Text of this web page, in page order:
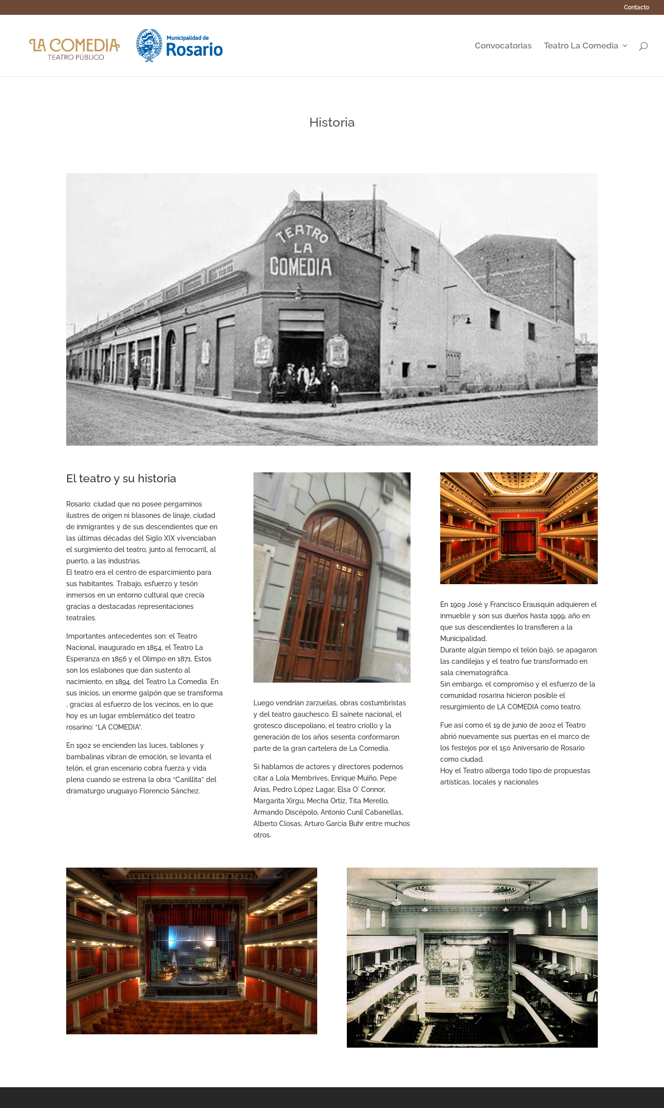
Contacto
Convocatorias Teatro La Comedia
Historia
El teatro y su historia
Rosario: ciudad que no posee pergaminos
ilustres de origen ni blasones de linaje, ciudad
de inmigrantes y de sus descendientes que en
las últimas décadas del Siglo XIX vivenciaban
el surgimiento del teatro, junto al ferrocarril, al
puerto, a las industrias.
El teatro era el centro de esparcimiento para
sus habitantes. Trabajo, esfuerzo y tesón
inmersos en un entorno cultural que crecía
gracias a destacadas representaciones
teatrales.
Importantes antecedentes son: el Teatro
Nacional, inaugurado en 1854, el Teatro La
Esperanza en 1856 y el Olimpo en 1871. Estos
son los eslabones que dan sustento al
nacimiento, en 1894, del Teatro La Comedia. En
sus inicios, un enorme galpón que se transforma
, gracias al esfuerzo de los vecinos, en lo que
hoy es un lugar emblemático del teatro
rosarino: “LA COMEDIA”.
En 1902 se encienden las luces, tablones y
bambalinas vibran de emoción, se levanta el
telón, el gran escenario cobra fuerza y vida
plena cuando se estrena la obra “Canillita” del
dramaturgo uruguayo Florencio Sánchez.
Luego vendrían zarzuelas, obras costumbristas
y del teatro gauchesco. El sainete nacional, el
grotesco discepoliano, el teatro criollo y la
generación de los años sesenta conformaron
parte de la gran cartelera de La Comedia.
Si hablamos de actores y directores podemos
citar a Lola Membrives, Enrique Muiño, Pepe
Arias, Pedro López Lagar, Elsa O´ Connor,
Margarita Xirgu, Mecha Ortiz, Tita Merello,
Armando Discépolo, Antonio Cunil Cabanellas,
Alberto Closas, Arturo García Buhr entre muchos
otros.
En 1909 José y Francisco Erausquin adquieren el
inmueble y son sus dueños hasta 1999, año en
que sus descendientes lo transfieren a la
Municipalidad.
Durante algún tiempo el telón bajó, se apagaron
las candilejas y el teatro fue transformado en
sala cinematográfica.
Sin embargo, el compromiso y el esfuerzo de la
comunidad rosarina hicieron posible el
resurgimiento de LA COMEDIA como teatro.
Fue así como el 19 de junio de 2002 el Teatro
abrió nuevamente sus puertas en el marco de
los festejos por el 150 Aniversario de Rosario
como ciudad.
Hoy el Teatro alberga todo tipo de propuestas
artísticas, locales y nacionales